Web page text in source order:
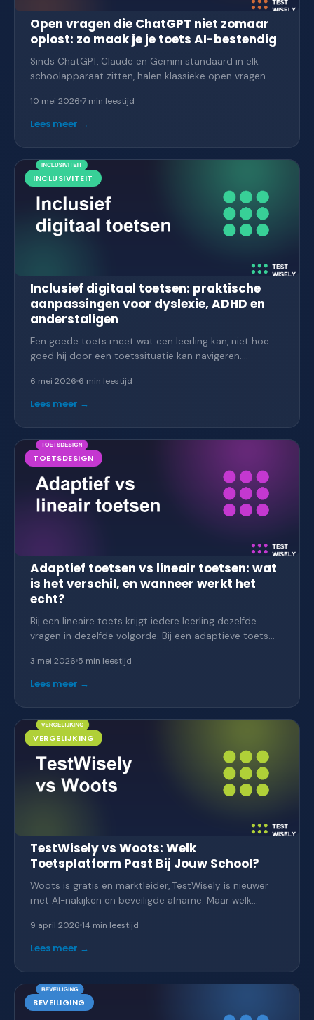
Open vragen die ChatGPT niet zomaar
oplost: zo maak je je toets AI-bestendig
Sinds ChatGPT, Claude en Gemini standaard in elk
schoolapparaat zitten, halen klassieke open vragen
voor een andere aanpak. Hoe maak je open vragen die
mét AI nog steeds onderscheid laten zien tussen
10 mei 2026 7 min leestijd
Lees meer →
INCLUSIVITEIT
Inclusief digitaal toetsen: praktische
aanpassingen voor dyslexie, ADHD en
anderstaligen
Een goede toets meet wat een leerling kan, niet hoe
goed hij door een toetssituatie kan navigeren.
anderstaligen worden vaak benadeeld door de vorm,
niet de inhoud. Welke aanpassingen werken echt, en
maken?
6 mei 2026 6 min leestijd
Lees meer →
TOETSDESIGN
Adaptief toetsen vs lineair toetsen: wat
is het verschil, en wanneer werkt het
echt?
Bij een lineaire toets krijgt iedere leerling dezelfde
vragen in dezelfde volgorde. Bij een adaptieve toets
antwoorden. Klinkt fancy, maar wanneer is het echt
nuttig — en wanneer is een gewone toets gewoon
3 mei 2026 5 min leestijd
Lees meer →
VERGELIJKING
TestWisely vs Woots: Welk
Toetsplatform Past Bij Jouw School?
Woots is gratis en marktleider, TestWisely is nieuwer
met AI-nakijken en beveiligde afname. Maar welk
genuanceerde vergelijking op 12 criteria, inclusief
wanneer je ze gewoon allebei kunt gebruiken.
9 april 2026 14 min leestijd
Lees meer →
BEVEILIGING